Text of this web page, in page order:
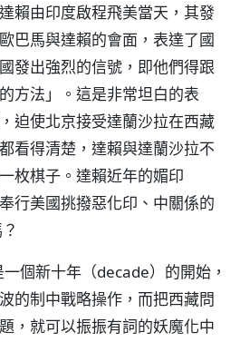
賴由印度啟程飛美當天，其發
巴馬與達賴的會面，表達了國
發出強烈的信號，即他們得跟
方法」。這是非常坦白的表
迫使北京接受達蘭沙拉在西藏
看得清楚，達賴與達蘭沙拉不
枚棋子。達賴近年的媚印
行美國挑撥惡化印、中關係的
個新十年（decade）的開始，
的制中戰略操作，而把西藏問
，就可以振振有詞的妖魔化中